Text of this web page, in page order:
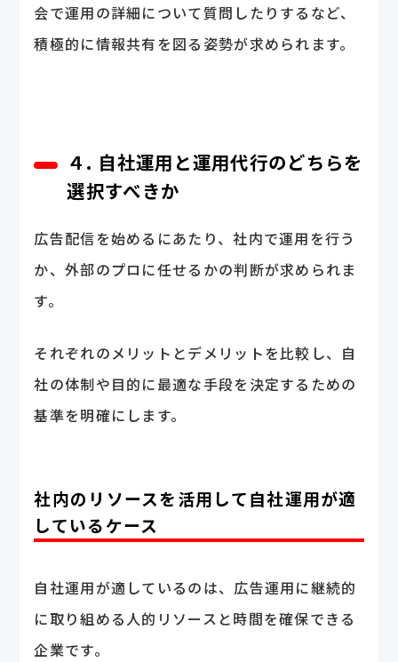
会で運用の詳細について質問したりするなど、
積極的に情報共有を図る姿勢が求められます。
４. 自社運用と運用代行のどちらを
選択すべきか
広告配信を始めるにあたり、社内で運用を行う
か、外部のプロに任せるかの判断が求められま
す。
それぞれのメリットとデメリットを比較し、自
社の体制や目的に最適な手段を決定するための
基準を明確にします。
社内のリソースを活用して自社運用が適
しているケース
自社運用が適しているのは、広告運用に継続的
に取り組める人的リソースと時間を確保できる
企業です。